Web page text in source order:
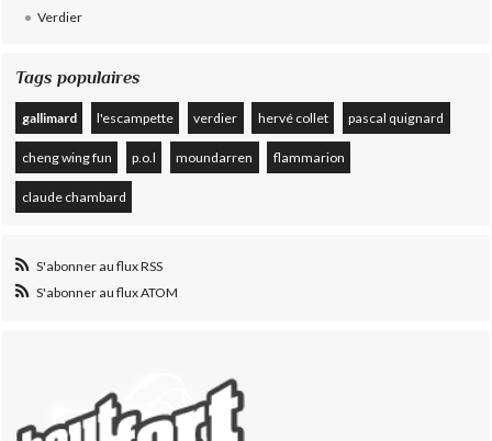
Verdier
Tags populaires
gallimard l'escampette verdier hervé collet pascal quignard
cheng wing fun p.o.l moundarren flammarion
claude chambard
S'abonner au flux RSS
S'abonner au flux ATOM